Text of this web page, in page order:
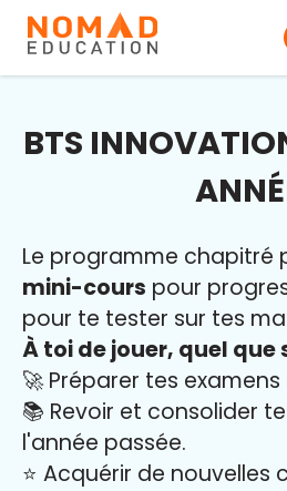
BTS
Le programme chapitré
mini-cours pour
pour te tester sur tes
À toi de jouer, quel
🚀 Préparer tes
📚 Revoir et consolider
l'année passée.
⭐️ Acquérir de nouvelles